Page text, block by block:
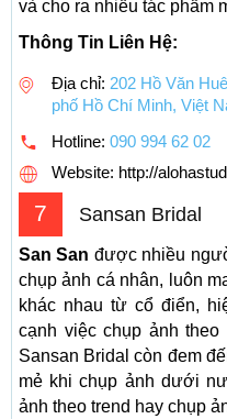
và cho ra nhiều tác phẩm
Thông Tin Liên Hệ:
Địa chỉ: 202 Hồ Văn
phố Hồ Chí Minh, Việt
Hotline: 090 994 62 02
Website: http://
7 Sansan Bridal
San San được nhiều
chụp ảnh cá nhân, luôn
khác nhau từ cổ điển,
cạnh việc chụp ảnh
Sansan Bridal còn đem
mẻ khi chụp ảnh dưới
ảnh theo trend hay chụp